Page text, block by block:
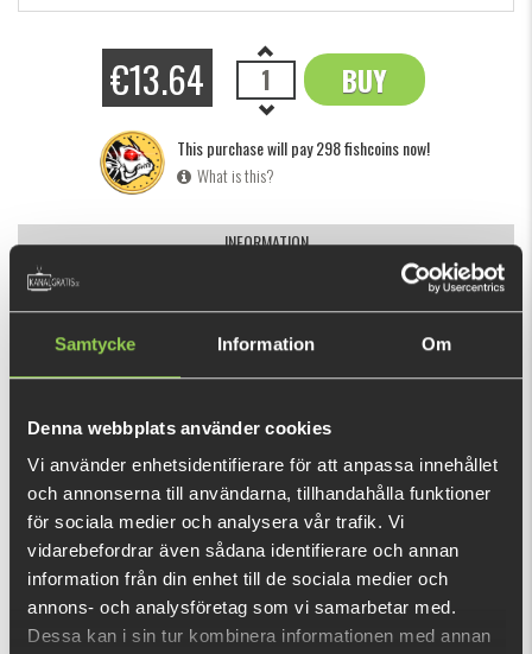
Samtycke Information Om
Denna webbplats använder cookies
Vi använder enhetsidentifierare för att anpassa innehållet
och annonserna till användarna, tillhandahålla funktioner
för sociala medier och analysera vår trafik. Vi
vidarebefordrar även sådana identifierare och annan
information från din enhet till de sociala medier och
annons- och analysföretag som vi samarbetar med.
Dessa kan i sin tur kombinera informationen med annan
€13.64 BUY
OK
This purchase will pay 298 fishcoins now!
What is this?
INFORMATION
The HEADBANGER Cranky Shad combines a hard, erratic, and
frequency vibration that moves a lot of water and makes it
The Cranky Shad features rattle balls, realistic eyes, as well
as internal holographic foils and transparent outer body
paints that give the lure depth and a natural look.
This is a great lure for perch, pike and trout, but also for
other predators. A simple, straight retrieve produces amazing
swimming action, which can be further enhanced with
pauses and twitches. It is suitable for shallow spin fishing,
RECOMMENDED PRODUCTS